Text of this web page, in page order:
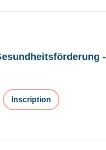
-
Inscription